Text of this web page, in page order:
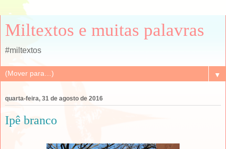
Miltextos e muitas palavras
#miltextos
▼
quarta-feira, 31 de agosto de 2016
Ipê branco